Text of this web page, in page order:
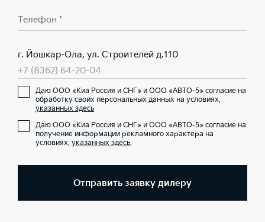
Телефон *
г. Йошкар-Ола, ул. Строителей д.110
+7 (8362) 64-20-04
Даю ООО «Киа Россия и СНГ» и ООО «АВТО-5» согласие на
обработку своих персональных данных на условиях,
указанных здесь
Даю ООО «Киа Россия и СНГ» и ООО «АВТО-5» согласие на
получение информации рекламного характера на
условиях, указанных здесь.
Отправить заявку дилеру